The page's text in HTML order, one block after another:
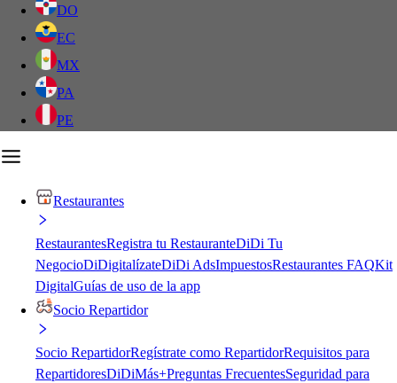
DO
EC
MX
PA
PE
Restaurantes
RestaurantesRegistra tu RestauranteDiDi Tu
NegocioDiDigitalízateDiDi AdsImpuestosRestaurantes FAQKit
DigitalGuías de uso de la app
Socio Repartidor
Socio RepartidorRegístrate como RepartidorRequisitos para
RepartidoresDiDiMás+Preguntas FrecuentesSeguridad para